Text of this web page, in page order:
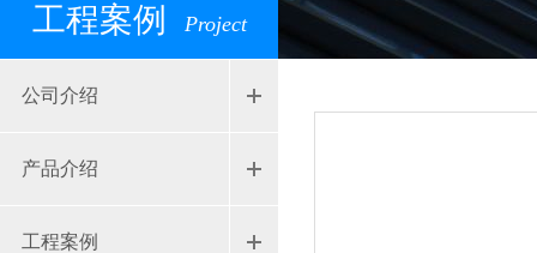
工程案例 Project
公司介绍
产品介绍
工程案例